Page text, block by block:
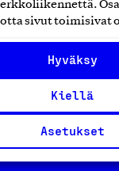
sivut toimisivat
Hyväksy
Kiellä
Asetukset